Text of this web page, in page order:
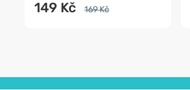
149 Kč 169 Kč